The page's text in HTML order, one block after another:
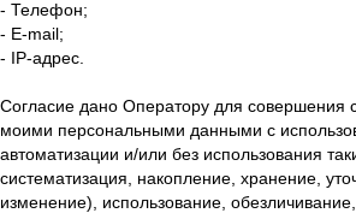
- Телефон;
- E-mail;
- IP-адрес.
Согласие дано Оператору для совершения
моими персональными данными с
автоматизации и/или без использования
систематизация, накопление, хранение,
изменение), использование,